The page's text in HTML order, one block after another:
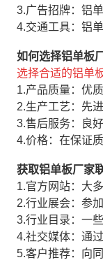
3.广告招牌：铝
4.交通工具：铝
如何选择铝单板
选择合适的铝单
1.产品质量：优
2.生产工艺：先
3.售后服务：良
4.价格：在保证
获取铝单板厂家
1.官方网站：大
2.行业展会：参
3.行业目录：一
4.社交媒体：通
5.客户推荐：向